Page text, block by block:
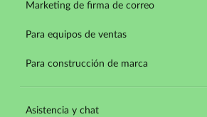
Marketing de firma de correo
Para equipos de ventas
Para construcción de marca
Asistencia y chat